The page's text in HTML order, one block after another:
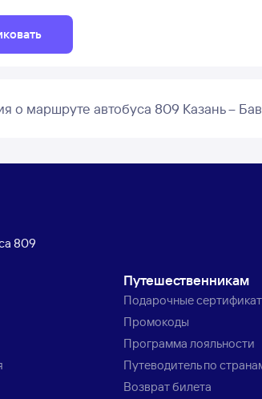
о маршруте автобуса 809 Казань –
809
Путешественникам
Подарочные
Промокоды
Программа лояльности
Путеводитель по
Возврат билета